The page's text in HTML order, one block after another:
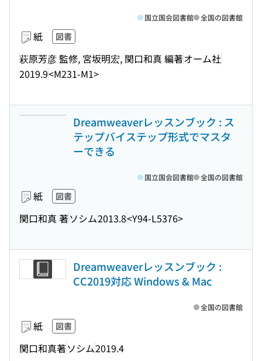
紙 図書
萩原芳彦 監修, 宮坂明宏, 関口和真 編著オーム社
2019.9<M231-M1>
国立国会図書館 全国の図書館
Dreamweaverレッスンブック : ス
テップバイステップ形式でマスタ
ーできる
紙 図書
関口和真 著ソシム2013.8<Y94-L5376>
国立国会図書館 全国の図書館
Dreamweaverレッスンブック :
CC2019対応 Windows & Mac
紙 図書
関口和真著ソシム2019.4
全国の図書館